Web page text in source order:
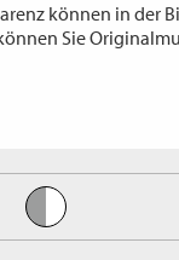
können in der
Sie